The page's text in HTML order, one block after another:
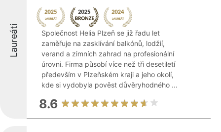
Laureáti
Společnost Helia Plzeň se již řadu let
zaměřuje na zasklívání balkónů, lodžií,
verand a zimních zahrad na profesionální
úrovni. Firma působí více než tři desetiletí
především v Plzeňském kraji a jeho okolí,
kde si vydobyla pověst důvěryhodného ...
8.6